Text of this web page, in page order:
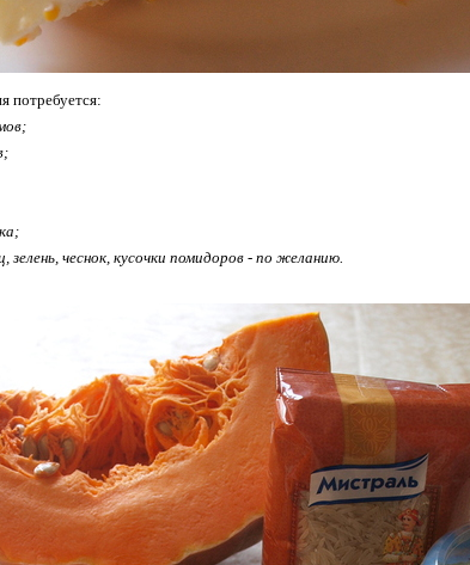
потребуется:
чеснок, кусочки помидоров - по желанию.